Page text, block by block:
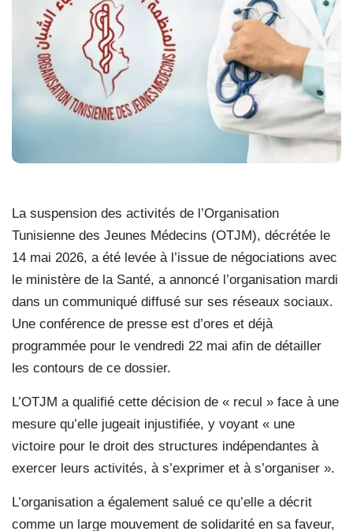
La suspension des activités de l’Organisation
Tunisienne des Jeunes Médecins (OTJM), décrétée le
14 mai 2026, a été levée à l’issue de négociations avec
le ministère de la Santé, a annoncé l’organisation mardi
dans un communiqué diffusé sur ses réseaux sociaux.
Une conférence de presse est d’ores et déjà
programmée pour le vendredi 22 mai afin de détailler
les contours de ce dossier.
L’OTJM a qualifié cette décision de « recul » face à une
mesure qu’elle jugeait injustifiée, y voyant « une
victoire pour le droit des structures indépendantes à
exercer leurs activités, à s’exprimer et à s’organiser ».
L’organisation a également salué ce qu’elle a décrit
comme un large mouvement de solidarité en sa faveur,